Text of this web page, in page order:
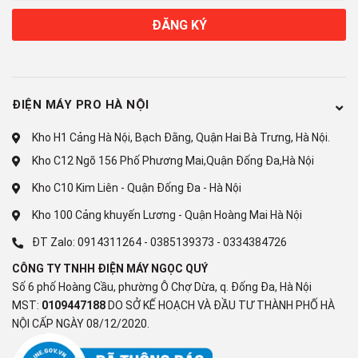
*Hình ảnh chỉ mang tính chất minh họa
Công nghệ tiết kiệm điện
- Tủ lạnh Casper trang bị công nghệ Advanced Inverter có khả
năng tiết kiệm điện năng sử dụng, vận hành êm ái và bền bỉ,
hạn chế tối đa tiếng ồn phát ra, tăng cường hiệu suất làm lạnh.
ĐĂNG KÝ
ĐIỆN MÁY PRO HÀ NỘI
Kho H1 Cảng Hà Nội, Bạch Đằng, Quận Hai Bà Trưng, Hà Nội.
Kho C12 Ngõ 156 Phố Phương Mai,Quận Đống Đa,Hà Nội
Kho C10 Kim Liên - Quận Đống Đa - Hà Nội
Kho 100 Cảng khuyến Lương - Quận Hoàng Mai Hà Nội
ĐT Zalo: 0914311264 - 0385139373 - 0334384726
CÔNG TY TNHH ĐIỆN MÁY NGỌC QUÝ
Số 6 phố Hoàng Cầu, phường Ô Chợ Dừa, q. Đống Đa, Hà Nội
MST: 0109447188DO SỞ KẾ HOẠCH VÀ ĐẦU TƯ THÀNH PHỐ HÀ
NỘI CẤP NGÀY 08/12/2020.